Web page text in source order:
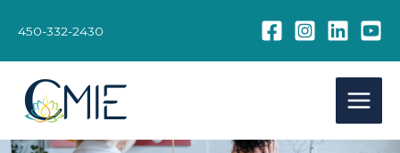
450-332-2430